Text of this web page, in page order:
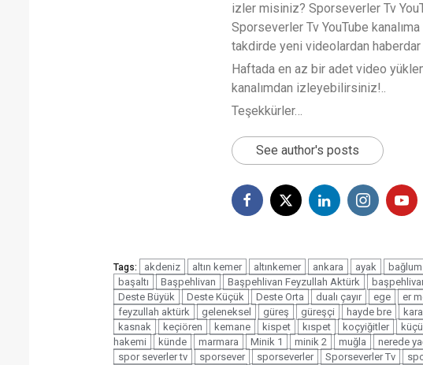
izler misiniz? Sporseverler Tv
Sporseverler Tv YouTube
takdirde yeni videolardan
Haftada en az bir adet video
kanalımdan izleyebilirsiniz!..
Teşekkürler…
See author's posts
Tags: akdeniz altın kemer altınkemer ankara ayak bağlum
başaltı
Başpehlivan Başpehlivan Feyzullah Aktürk
Deste Büyük
Deste Küçük Deste Orta dualı çayır ege er
feyzullah aktürk
geleneksel güreş güreşçi hayde bre
kasnak
keçiören kemane kispet kıspet koçyiğitler
hakemi
künde marmara Minik 1 minik 2 muğla nerede
spor severler tv
sporsever sporseverler Sporseverler Tv